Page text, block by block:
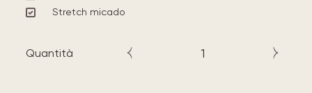
Stretch micado
Quantità